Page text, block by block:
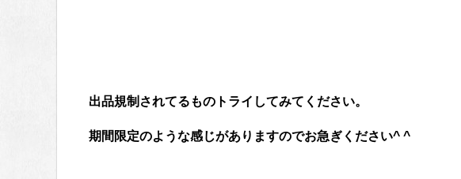
出品規制されてるものトライしてみてください。
期間限定のような感じがありますのでお急ぎください^ ^